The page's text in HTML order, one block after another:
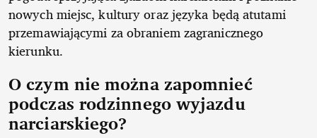
nowych miejsc, kultury oraz języka będą atutami
przemawiającymi za obraniem zagranicznego
kierunku.
O czym nie można zapomnieć
podczas rodzinnego wyjazdu
narciarskiego?